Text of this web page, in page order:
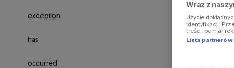
exception
has
occurred
Wraz z
Użycie
identyfikacji.
treści, pomiar
Lista